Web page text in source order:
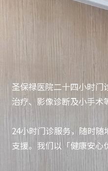
圣保禄医院二十四小时门
治疗、影像诊断及小手
24小时门诊服务，随时
支援。我们以「健康安